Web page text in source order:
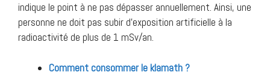
indique le point à ne pas dépasser annuellement. Ainsi, une
personne ne doit pas subir d’exposition artificielle à la
radioactivité de plus de 1 mSv/an.
Comment consommer le klamath ?